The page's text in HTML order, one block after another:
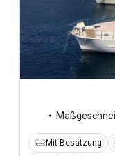
Mit Besatzung